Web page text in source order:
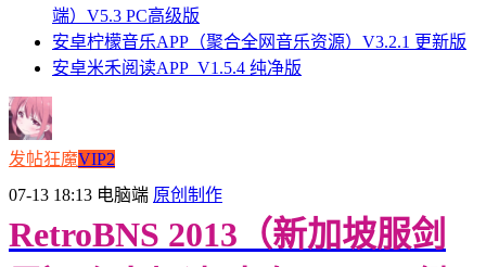
端）V5.3 PC高级版
安卓柠檬音乐APP（聚合全网音乐资源）V3.2.1 更新版
安卓米禾阅读APP_V1.5.4 纯净版
发帖狂魔VIP2
07-13 18:13 电脑端 原创制作
RetroBNS 2013（新加坡服剑